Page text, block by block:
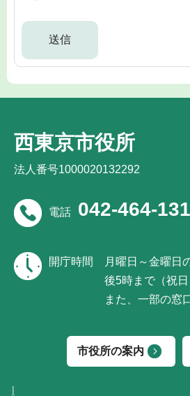
西東京市役所
法人番号1000020132292
電話 042-464-
開庁時間
月曜日～金曜日
後5時まで（祝日
また、一部の窓
市役所の案内